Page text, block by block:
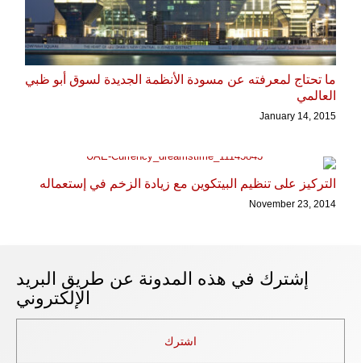
ما تحتاج لمعرفته عن مسودة الأنظمة الجديدة لسوق أبو ظبي
العالمي
January 14, 2015
التركيز على تنظيم البيتكوين مع زيادة الزخم في إستعماله
November 23, 2014
إشترك في هذه المدونة عن طريق البريد
الإلكتروني
اشترك